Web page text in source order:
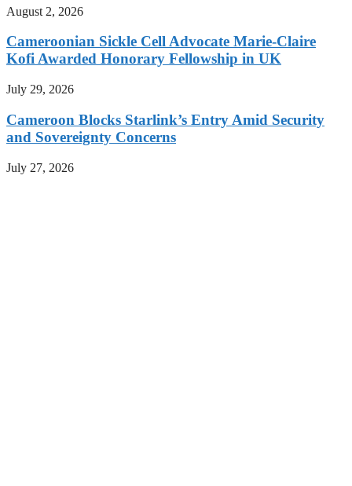
August 2, 2026
Cameroonian Sickle Cell Advocate Marie-Claire
Kofi Awarded Honorary Fellowship in UK
July 29, 2026
Cameroon Blocks Starlink’s Entry Amid Security
and Sovereignty Concerns
July 27, 2026